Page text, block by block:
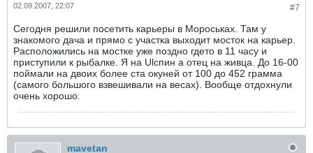
#7
02.09.2007, 22:07
Сегодня решили посетить карьеры в Мороськах. Там у
знакомого дача и прямо с участка выходит мосток на карьер.
Расположились на мостке уже поздно гдето в 11 часу и
приступили к рыбалке. Я на Ulспин а отец на живца. До 16-00
поймали на двоих более ста окуней от 100 до 452 грамма
(самого большого взвешивали на весах). Вообще отдохнули
очень хорошо.
mavetan